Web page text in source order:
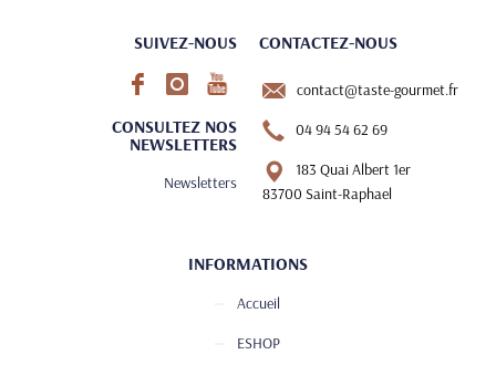
SUIVEZ-NOUS
CONSULTEZ NOS
NEWSLETTERS
Newsletters
CONTACTEZ-NOUS
contact@taste-gourmet.fr
04 94 54 62 69
183 Quai Albert 1er
83700 Saint-Raphael
INFORMATIONS
Accueil
ESHOP